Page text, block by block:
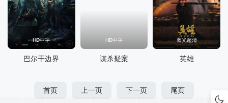
HD中字
巴尔干边界
HD中字
谋杀疑案
蓝光超清
英雄
首页 上一页 下一页 尾页